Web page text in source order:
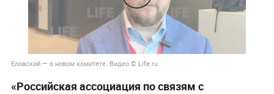
Еловский — о новом комитете. Видео © Life.ru
«Российская ассоциация по связям с